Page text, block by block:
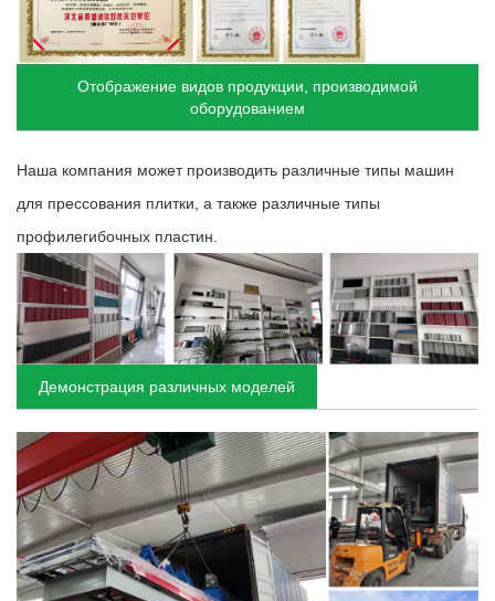
Отображение видов продукции, производимой
оборудованием
Наша компания может производить различные типы машин
для прессования плитки, а также различные типы
профилегибочных пластин.
Демонстрация различных моделей